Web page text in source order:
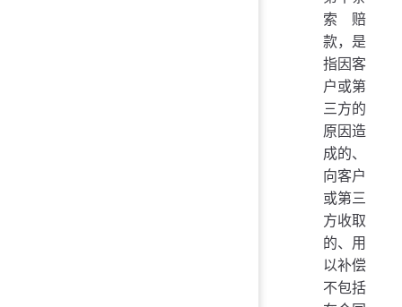
索赔
款，是
指因客
户或第
三方的
原因造
成的、
向客户
或第三
方收取
的、用
以补偿
不包括